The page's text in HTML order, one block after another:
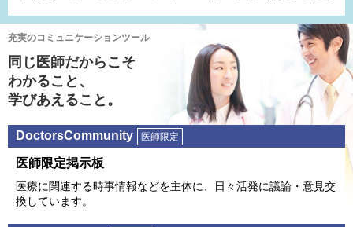
充実のコミュニケーションツール
同じ医師だからこそ
わかること、
学びあえること。
DoctorsCommunity 医師限定
医師限定掲⽰板
医療に関連する時事情報などを主体に、⽇々活発に議論・意⾒交
換しています。